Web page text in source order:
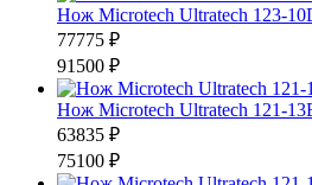
Нож Microtech Ultratech 123-
77775 ₽
91500 ₽
Нож Microtech Ultratech 121-
63835 ₽
75100 ₽